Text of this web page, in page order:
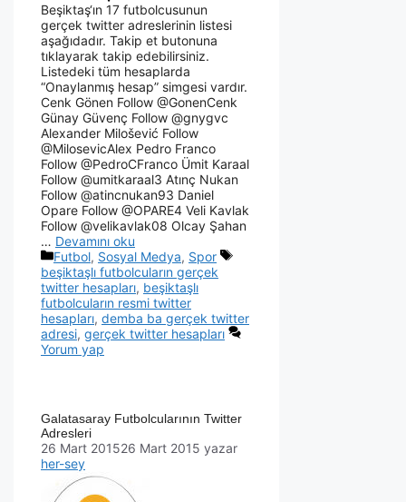
Beşiktaş‘ın 17 futbolcusunun
gerçek twitter adreslerinin listesi
aşağıdadır. Takip et butonuna
tıklayarak takip edebilirsiniz.
Listedeki tüm hesaplarda
“Onaylanmış hesap” simgesi vardır.
Cenk Gönen Follow @GonenCenk
Günay Güvenç Follow @gnygvc
Alexander Milošević Follow
@MilosevicAlex Pedro Franco
Follow @PedroCFranco Ümit Karaal
Follow @umitkaraal3 Atınç Nukan
Follow @atincnukan93 Daniel
Opare Follow @OPARE4 Veli Kavlak
Follow @velikavlak08 Olcay Şahan
… Devamını oku
Futbol, Sosyal Medya, Spor
beşiktaşlı futbolcuların gerçek
twitter hesapları, beşiktaşlı
futbolcuların resmi twitter
hesapları, demba ba gerçek twitter
adresi, gerçek twitter hesapları
Yorum yap
Galatasaray Futbolcularının Twitter
Adresleri
26 Mart 201526 Mart 2015 yazar
her-sey